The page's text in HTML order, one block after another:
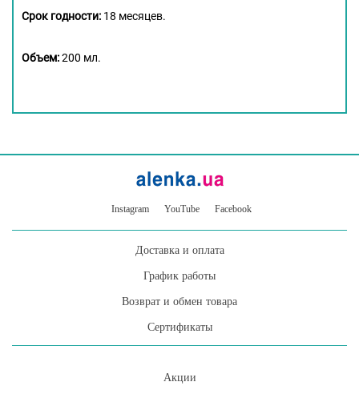
Срок годности: 18 месяцев.
Объем:200 мл.
Instagram YouTube Facebook
Доставка и оплата
График работы
Возврат и обмен товара
Сертификаты
Акции